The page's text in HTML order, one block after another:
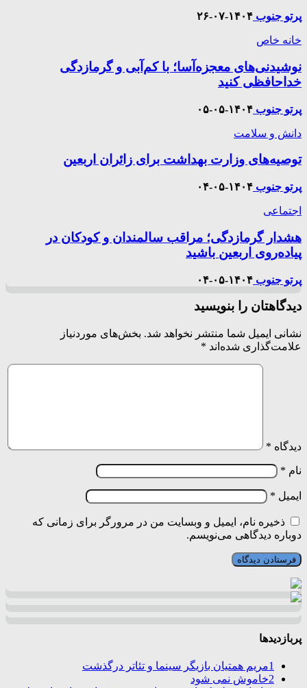
پرتو جنوب ۱۴۰۴-۰۷-۲۶
خانه خاص
نوشیدنی‌های معجزه‌آسا؛ با کم‌آبی و گرمازدگی
خداحافظی کنید
پرتو جنوب ۱۴۰۴-۰۵-۰۵
دانش و سلامت
توصیه‌های وزارت بهداشت برای زائران اربعین
پرتو جنوب ۱۴۰۴-۰۵-۰۴
اجتماعی
هشدار گرمازدگی؛ مراقب سالمندان و کودکان در
پیاده‌روی اربعین باشید
پرتو جنوب ۱۴۰۴-۰۵-۰۴
دیدگاهتان را بنویسید
نشانی ایمیل شما منتشر نخواهد شد. بخش‌های موردنیاز
علامت‌گذاری شده‌اند *
دیدگاه *
نام *
ایمیل *
ذخیره نام، ایمیل و وبسایت من در مرورگر برای زمانی که
دوباره دیدگاهی می‌نویسم.
پربازدیدها
1مریم همتیان بازیگر سینما و تئاتر درگذشت
2خاموش نمی شود